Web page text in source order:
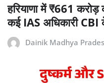
हरियाणा में ₹661
कई IAS अधिकारी
Dainik Madhya